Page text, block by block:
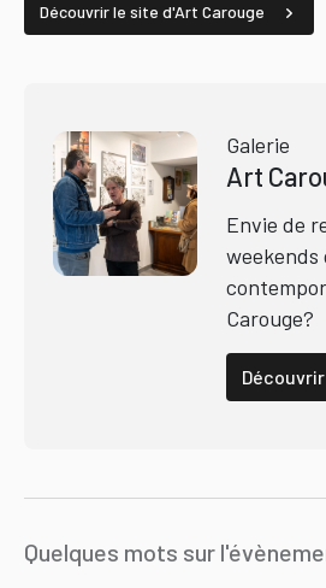
Découvrir le site d'Art Carouge
Galerie
Art
Envie de
weekends
Carouge?
Découvrir
Quelques mots sur